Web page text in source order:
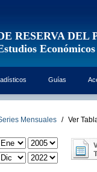
RESERVA DEL
Económicos
Guías
Mensuales / Ver